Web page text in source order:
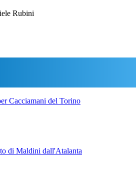
Rubini
Cacciamani del Torino
di Maldini dall'Atalanta